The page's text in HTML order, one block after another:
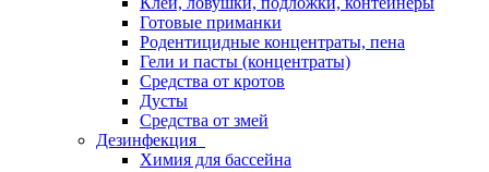
Готовые приманки
Родентицидные концентраты, пена
Гели и пасты (концентраты)
Средства от кротов
Дусты
Средства от змей
Дезинфекция
Химия для бассейна